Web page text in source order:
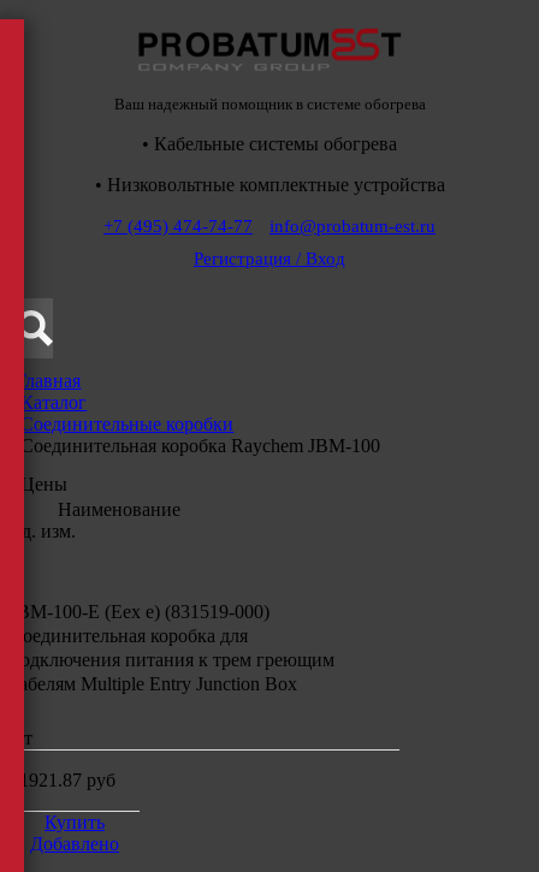
Ваш надежный помощник в системе обогрева
• Кабельные системы обогрева
• Низковольтные комплектные устройства
+7 (495) 474-74-77
info@probatum-est.ru
Регистрация / Вход
Главная
Каталог
Соединительные коробки
Соединительная коробка Raychem JBM-100
Цены
Наименование
Ед. изм.
JBM-100-E (Eex e) (831519-000)
Соединительная коробка для
подключения питания к трем греющим
кабелям Multiple Entry Junction Box
шт
31921.87 руб
Купить
Добавлено